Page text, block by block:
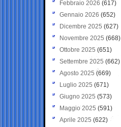
Febbraio 2026 (617)
Gennaio 2026 (652)
Dicembre 2025 (627)
Novembre 2025 (668)
Ottobre 2025 (651)
Settembre 2025 (662)
Agosto 2025 (669)
Luglio 2025 (671)
Giugno 2025 (573)
Maggio 2025 (591)
Aprile 2025 (622)